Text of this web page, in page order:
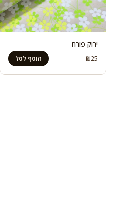
ירוק פורח
₪25 הוסף לסל